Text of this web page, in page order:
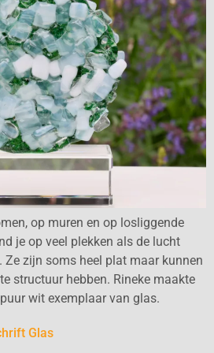
op muren en op losliggende
je op veel plekken als de lucht
Ze zijn soms heel plat maar kunnen
structuur hebben. Rineke maakte
wit exemplaar van glas.
Glas